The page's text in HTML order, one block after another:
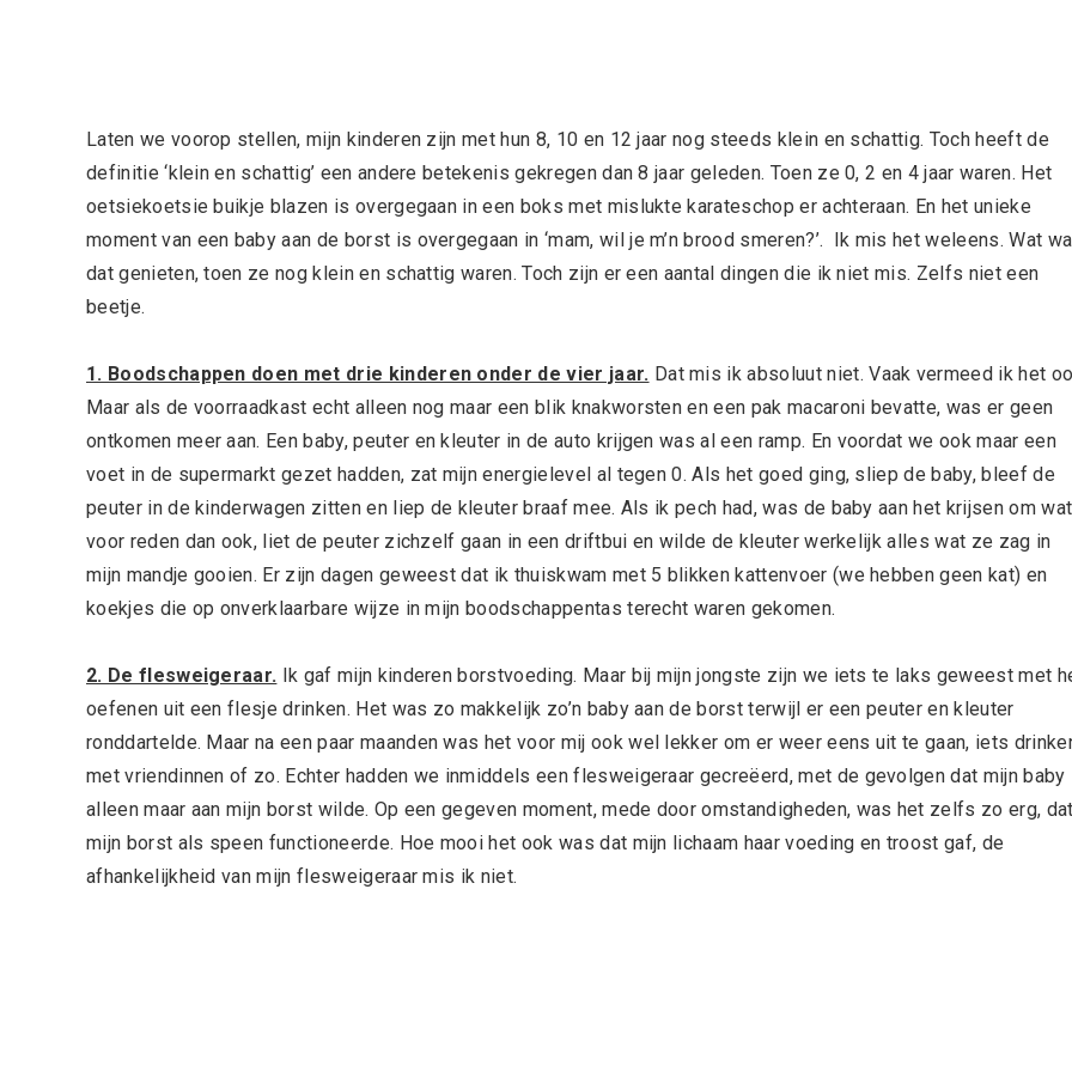
Laten we voorop stellen, mijn kinderen zijn met hun 8, 10 en 12 jaar nog steeds klein en schattig. Toch heeft de
definitie ‘klein en schattig’ een andere betekenis gekregen dan 8 jaar geleden. Toen ze 0, 2 en 4 jaar waren. Het
oetsiekoetsie buikje blazen is overgegaan in een boks met mislukte karateschop er achteraan. En het unieke
moment van een baby aan de borst is overgegaan in ‘mam, wil je m’n brood smeren?’. Ik mis het weleens. Wat
dat genieten, toen ze nog klein en schattig waren. Toch zijn er een aantal dingen die ik niet mis. Zelfs niet een
beetje.
1. Boodschappen doen met drie kinderen onder de vier jaar. Dat mis ik absoluut niet. Vaak vermeed ik het
Maar als de voorraadkast echt alleen nog maar een blik knakworsten en een pak macaroni bevatte, was er geen
ontkomen meer aan. Een baby, peuter en kleuter in de auto krijgen was al een ramp. En voordat we ook maar een
voet in de supermarkt gezet hadden, zat mijn energielevel al tegen 0. Als het goed ging, sliep de baby, bleef de
peuter in de kinderwagen zitten en liep de kleuter braaf mee. Als ik pech had, was de baby aan het krijsen om wat
voor reden dan ook, liet de peuter zichzelf gaan in een driftbui en wilde de kleuter werkelijk alles wat ze zag in
mijn mandje gooien. Er zijn dagen geweest dat ik thuiskwam met 5 blikken kattenvoer (we hebben geen kat) en
koekjes die op onverklaarbare wijze in mijn boodschappentas terecht waren gekomen.
2. De flesweigeraar. Ik gaf mijn kinderen borstvoeding. Maar bij mijn jongste zijn we iets te laks geweest met
oefenen uit een flesje drinken. Het was zo makkelijk zo’n baby aan de borst terwijl er een peuter en kleuter
ronddartelde. Maar na een paar maanden was het voor mij ook wel lekker om er weer eens uit te gaan, iets
met vriendinnen of zo. Echter hadden we inmiddels een flesweigeraar gecreëerd, met de gevolgen dat mijn baby
alleen maar aan mijn borst wilde. Op een gegeven moment, mede door omstandigheden, was het zelfs zo erg, dat
mijn borst als speen functioneerde. Hoe mooi het ook was dat mijn lichaam haar voeding en troost gaf, de
afhankelijkheid van mijn flesweigeraar mis ik niet.